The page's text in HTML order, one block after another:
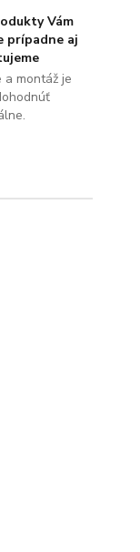
Vám
prípadne aj
a montáž je